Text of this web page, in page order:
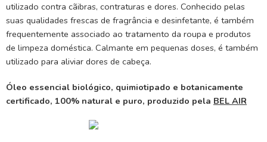
utilizado contra cãibras, contraturas e dores. Conhecido pelas
suas qualidades frescas de fragrância e desinfetante, é também
frequentemente associado ao tratamento da roupa e produtos
de limpeza doméstica. Calmante em pequenas doses, é também
utilizado para aliviar dores de cabeça.
Óleo essencial biológico, quimiotipado e botanicamente
certificado, 100% natural e puro, produzido pela BEL AIR